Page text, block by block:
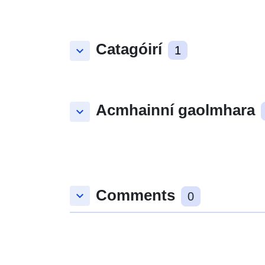
keyboard_arrow_down Catagóirí 1
keyboard_arrow_down Acmhainní gaolmhara
keyboard_arrow_down Comments 0